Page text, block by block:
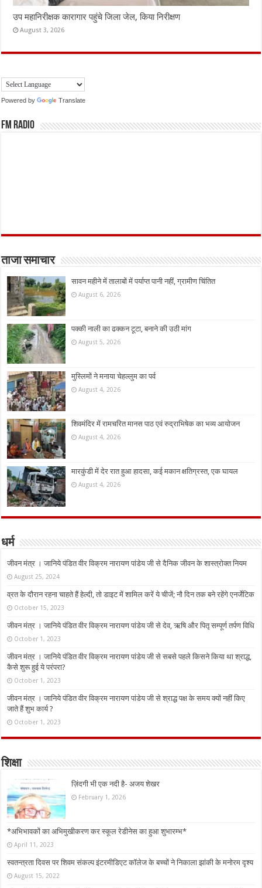
उप महानिरीक्षक कारागार पहुंचे जिला जेल, किया निरीक्षण
August 3, 2026
Powered by Translate
FM Radio
ताजा समाचार
सावन महीने में तालाबों में पर्याप्त पानी नहीं, ग्रामीण चिंतित
August 6, 2026
पक्की नाली का ढक्कन टूटा, बनाने की उठी मांग
August 5, 2026
मुस्लिमों ने मनाया चेहल्लुम का पर्व
August 4, 2026
शिवमंदिर में रामचरित मानस पाठ एवं रुद्राभिषेक का भव्य आयोजन
August 4, 2026
मारकुंडी में देर रात हुआ हादसा, कई मकान क्षतिग्रस्त, एक घायल
August 4, 2026
धर्म
जीवन मंत्र । जानिये पंडित वीर विक्रम नारायण पांडेय जी से दैनिक जीवन के शास्त्रोक्त नियम
August 25, 2024
व्रत के दौरान रहना चाहते हैं हेल्दी, तो डाइट में शामिल करें ये चीजें; नौ दिन तक बने रहेंगे एनर्जेटिक
October 15, 2023
जीवन मंत्र । जानिये पंडित वीर विक्रम नारायण पांडेय जी से देव, ऋषि और पितृ सम्पूर्ण तर्पण विधि
October 1, 2023
जीवन मंत्र । जानिये पंडित वीर विक्रम नारायण पांडेय जी से सबसे पहले किसने किया था श्राद्ध,
कैसे शुरू हुई ये परंपरा?
October 1, 2023
जीवन मंत्र । जानिये पंडित वीर विक्रम नारायण पांडेय जी से श्राद्ध पक्ष के समय क्यों नहीं किए
जाते हैं शुभ कार्य ?
October 1, 2023
शिक्षा
ज़िंदगी भी एक नदी है- अजय शेखर
February 1, 2026
*अभिभावकों का अभिमुखीकरण कर स्कूल रेडीनेस का हुआ शुभारम्भ*
April 11, 2023
स्वतन्त्रता दिवस पर शिवम संकल्प इंटरमीडिएट कॉलेज के बच्चों ने निकाला झांकी के मनोरम दृश्य
August 15, 2022